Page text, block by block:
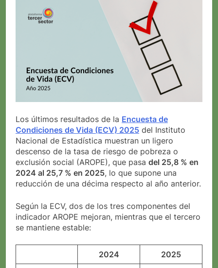
Los últimos resultados de la Encuesta de
Condiciones de Vida (ECV) 2025 del Instituto
Nacional de Estadística muestran un ligero
descenso de la tasa de riesgo de pobreza o
exclusión social (AROPE), que pasa del 25,8 % en
2024 al 25,7 % en 2025, lo que supone una
reducción de una décima respecto al año anterior.
Según la ECV, dos de los tres componentes del
indicador AROPE mejoran, mientras que el tercero
se mantiene estable:
2024
2025